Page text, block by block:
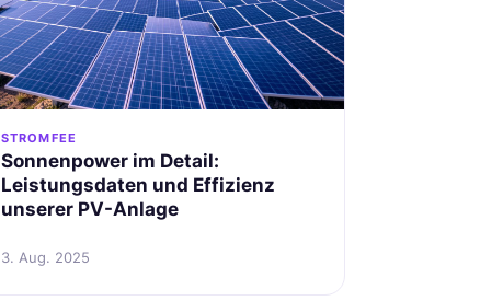
STROMFEE
Sonnenpower im Detail:
Leistungsdaten und Effizienz
unserer PV-Anlage
3. Aug. 2025